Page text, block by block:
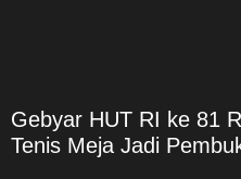
Gebyar HUT RI ke 81
Tenis Meja Jadi